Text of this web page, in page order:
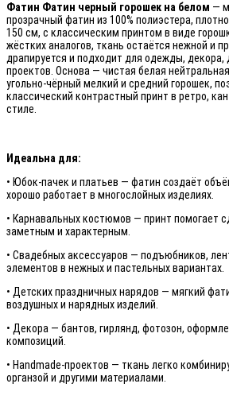
Фатин Фатин черный горошек на белом —
прозрачный фатин из 100% полиэстера,
150 см, с классическим принтом в виде
жёстких аналогов, ткань остаётся нежной и
драпируется и подходит для одежды, декора,
проектов. Основа — чистая белая
угольно-чёрный мелкий и средний горошек,
классический контрастный принт в ретро,
стиле.
Идеальна для:
• Юбок-пачек и платьев — фатин создаёт
хорошо работает в многослойных изделиях.
• Карнавальных костюмов — принт помогает
заметным и характерным.
• Свадебных аксессуаров — подъюбников,
элементов в нежных и пастельных вариантах.
• Детских праздничных нарядов — мягкий
воздушных и нарядных изделий.
• Декора — бантов, гирлянд, фотозон,
композиций.
• Handmade-проектов — ткань легко
органзой и другими материалами.